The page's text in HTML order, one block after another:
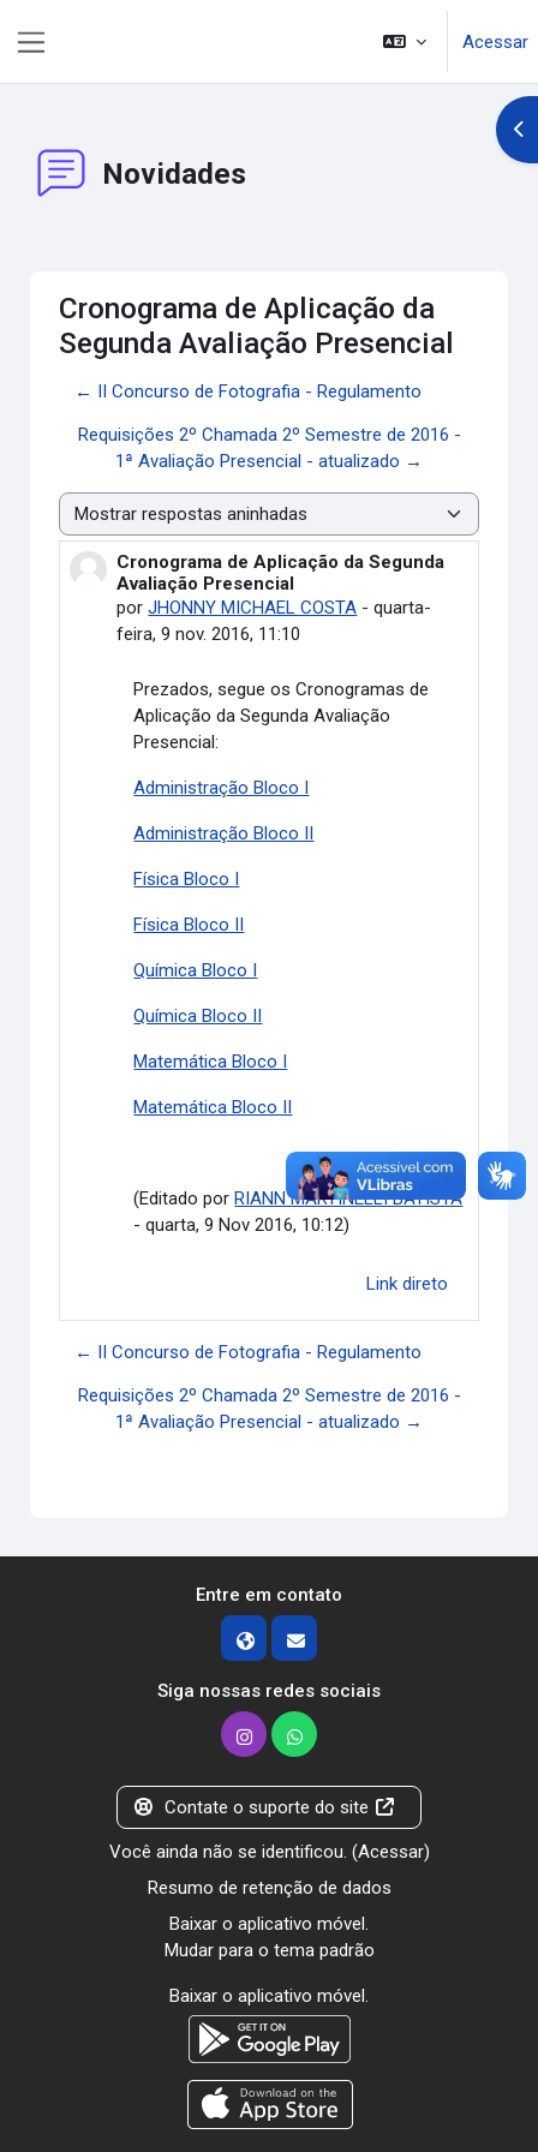
Acessar
Novidades
Cronograma de Aplicação da
Segunda Avaliação Presencial
← II Concurso de Fotografia - Regulamento
Requisições 2º Chamada 2º Semestre de 2016 -
1ª Avaliação Presencial - atualizado →
Modo de visualização
Cronograma de Aplicação da Segunda
Avaliação Presencial
porJHONNY MICHAEL COSTA -quarta-
feira, 9 nov. 2016, 11:10
Número de respostas: 0
Prezados, segue os Cronogramas de
Aplicação da Segunda Avaliação
Presencial:
Administração Bloco I
Administração Bloco II
Física Bloco I
Física Bloco II
Química Bloco I
Química Bloco II
Matemática Bloco I
Matemática Bloco II
(Editado porRIANN MARTINÉLLI BATISTA
- quarta, 9 Nov 2016, 10:12)
Link direto
← II Concurso de Fotografia - Regulamento
Requisições 2º Chamada 2º Semestre de 2016 -
1ª Avaliação Presencial - atualizado →
Entre em contato
Siga nossas redes sociais
Contate o suporte do site
Você ainda não se identificou. (Acessar)
Resumo de retenção de dados
Baixar o aplicativo móvel.
Mudar para o tema padrão
Baixar o aplicativo móvel.